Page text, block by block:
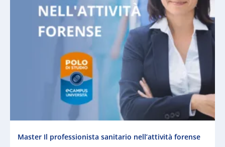
Master Il professionista sanitario nell’attività forense